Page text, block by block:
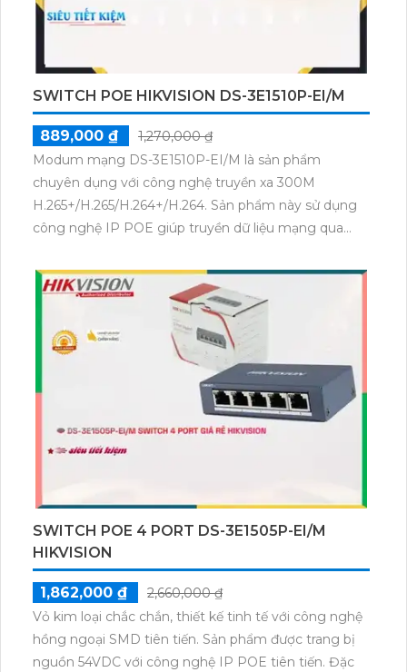
SWITCH POE HIKVISION DS-3E1510P-EI/M
889,000 ₫
1,270,000 ₫
Modum mạng DS-3E1510P-EI/M là sản phẩm
chuyên dụng với công nghệ truyền xa 300M
H.265+/H.265/H.264+/H.264. Sản phẩm này sử dụng
công nghệ IP POE giúp truyền dữ liệu mạng qua
nén video H.265+/H.265/H.264+/H.264, giúp tiết kiệm
băng thông mạng và lưu trữ dữ liệu hiệu quả. Sản
phẩm này ideal cho các hệ thống camera an ninh,
giúp giám sát hiệu quả và tin cậy.
SWITCH POE 4 PORT DS-3E1505P-EI/M
HIKVISION
1,862,000 ₫
2,660,000 ₫
Vỏ kim loại chắc chắn, thiết kế tinh tế với công nghệ
hồng ngoại SMD tiên tiến. Sản phẩm được trang bị
nguồn 54VDC với công nghệ IP POE tiên tiến. Đặc